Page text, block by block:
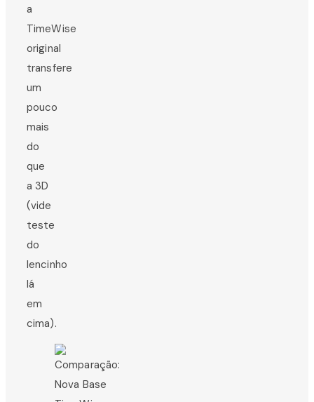
a
TimeWise
original
transfere
um
pouco
mais
do
que
a 3D
(vide
teste
do
lencinho
lá
em
cima).